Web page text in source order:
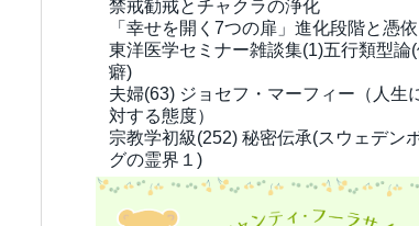
禁戒勧戒とチャクラの浄化
「幸せを開く7つの扉」進化段階と憑依
東洋医学セミナー雑談集(1)五行類型論
癖)
夫婦(63) ジョセフ・マーフィー（人生
対する態度）
宗教学初級(252) 秘密伝承(スウェデン
グの霊界１)